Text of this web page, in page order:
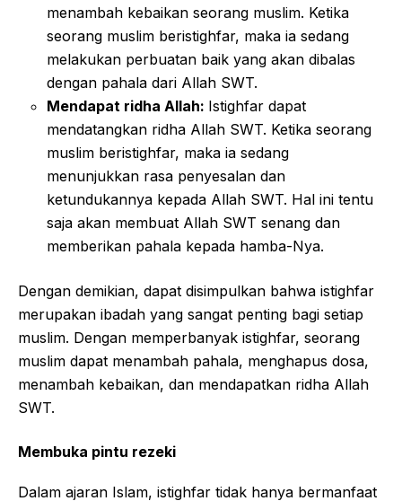
menambah kebaikan seorang muslim. Ketika
seorang muslim beristighfar, maka ia sedang
melakukan perbuatan baik yang akan dibalas
dengan pahala dari Allah SWT.
Mendapat ridha Allah: Istighfar dapat
mendatangkan ridha Allah SWT. Ketika seorang
muslim beristighfar, maka ia sedang
menunjukkan rasa penyesalan dan
ketundukannya kepada Allah SWT. Hal ini tentu
saja akan membuat Allah SWT senang dan
memberikan pahala kepada hamba-Nya.
Dengan demikian, dapat disimpulkan bahwa istighfar
merupakan ibadah yang sangat penting bagi setiap
muslim. Dengan memperbanyak istighfar, seorang
muslim dapat menambah pahala, menghapus dosa,
menambah kebaikan, dan mendapatkan ridha Allah
SWT.
Membuka pintu rezeki
Dalam ajaran Islam, istighfar tidak hanya bermanfaat